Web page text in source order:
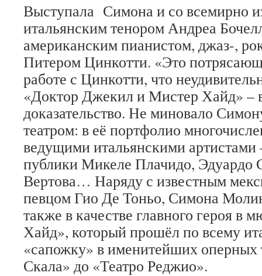
Выступала Симона и со всемирно
итальянским тенором Андреа
американским пианистом, джаз-,
Питером Цинкотти. «Это
работе с Цинкотти, что
«Доктор Джекил и Мистер Хайд» –
доказательство. Не миновало
театром: в её портфолио
ведущими итальянскими
публики Микеле Плачидо, Эдуардо
Вертова… Наряду с известным
певцом Гио Де Тоньо, Симона
также в качестве главного героя в
Хайд», который прошёл по всему
«сапожку» в именитейших оперных
Скала» до «Театро Реджио».